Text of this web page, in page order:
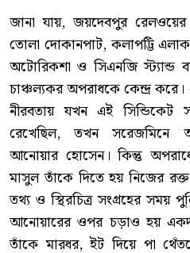
জানা যায়, জয়দেবপুর
তোলা দোকানপাট, কলাপট্টি
অটোরিকশা ও সিএনজি স্ট্যান্ড
চাঞ্চল্যকর অপরাধকে কেন্দ্র
নীরবতায় যখন এই সিন্ডিকেট
রেখেছিল, তখন সরেজমিনে
আনোয়ার হোসেন। কিন্তু
মাসুল তাঁকে দিতে হয় নিজের
তথ্য ও স্থিরচিত্র সংগ্রহের সময়
আনোয়ারের ওপর চড়াও হয় একদল
তাঁকে মারধর, ইট দিয়ে পা